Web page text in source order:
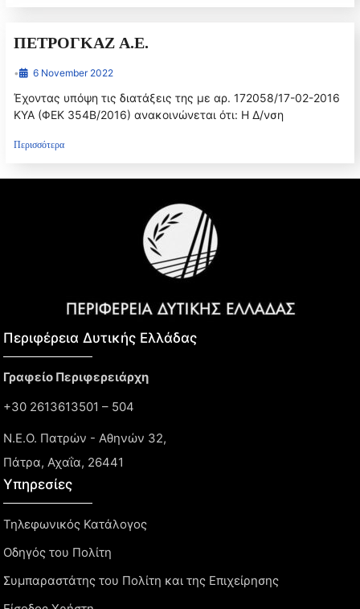
ΠΕΤΡΟΓΚΑΖ Α.Ε.
• 6 November 2022
Έχοντας υπόψη τις διατάξεις της με αρ. 172058/17-02-2016
ΚΥΑ (ΦΕΚ 354Β/2016) ανακοινώνεται ότι: Η Δ/νση
Περισσότερα
Περιφέρεια Δυτικής Ελλάδας​
Γραφείο Περιφερειάρχη
+30 2613613501 – 504
Ν.Ε.Ο. Πατρών - Αθηνών 32,
Πάτρα, Αχαΐα, 26441
Υπηρεσίες
Τηλεφωνικός Κατάλογος
Οδηγός του Πολίτη
Συμπαραστάτης του Πολίτη και της Επιχείρησης